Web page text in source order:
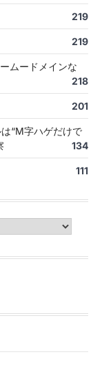
219
219
ムードメインな
218
201
“M字ハゲだけで
134
111